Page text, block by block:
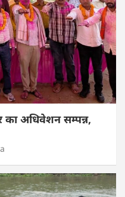
का अधिवेशन सम्पन्न,